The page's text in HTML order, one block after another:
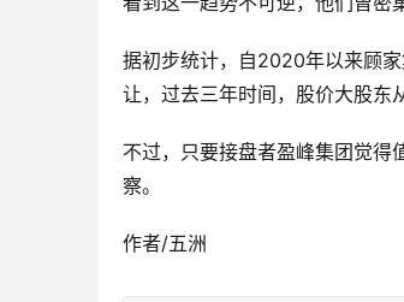
据初步统计，自2020年以来顾
让，过去三年时间，股价大股东
不过，只要接盘者盈峰集团觉得
察。
作者/五洲